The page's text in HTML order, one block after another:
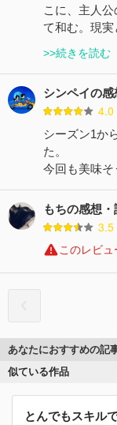
こに、主人
て和む。現
>>続きを読む
シンペイの
4.0
シーズン1か
た。
今回も美味
もちの感想・
3.5
このレビ
あなたにおすすめの記
似ている作品
とんでもスキル